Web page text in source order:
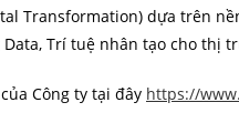
Transformation) dựa trên
Data, Trí tuệ nhân tạo cho thị
Công ty tại đây https://